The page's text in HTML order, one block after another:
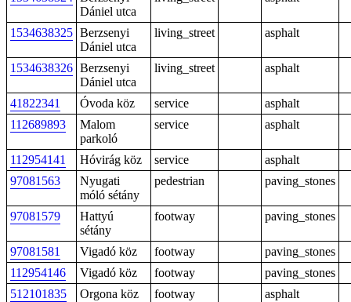
Dániel utca
1534638325 Berzsenyi
Dániel utca
living_street asphalt
1534638326 Berzsenyi
Dániel utca
living_street asphalt
41822341 Óvoda köz service
asphalt
112689893
Malom
parkoló
service asphalt
112954141 Hóvirág köz service
asphalt
97081563
Nyugati
móló sétány
pedestrian paving_stones
97081579
Hattyú
sétány
footway paving_stones
97081581 Vigadó köz footway
paving_stones
112954146
Vigadó köz footway
paving_stones
512101835
Orgona köz footway
asphalt